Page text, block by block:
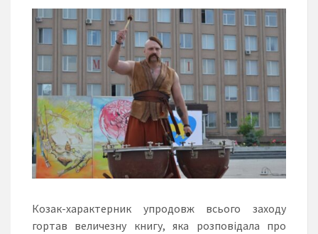
Козак-характерник упродовж всього заходу
гортав величезну книгу, яка розповідала про